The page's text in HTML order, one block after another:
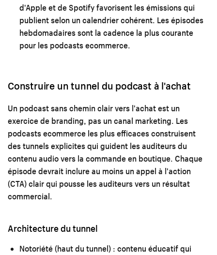
d'Apple et de Spotify favorisent les émissions qui
publient selon un calendrier cohérent. Les épisodes
hebdomadaires sont la cadence la plus courante
pour les podcasts ecommerce.
Construire un tunnel du podcast à l'achat
Un podcast sans chemin clair vers l'achat est un
exercice de branding, pas un canal marketing. Les
podcasts ecommerce les plus efficaces construisent
des tunnels explicites qui guident les auditeurs du
contenu audio vers la commande en boutique. Chaque
épisode devrait inclure au moins un appel à l'action
(CTA) clair qui pousse les auditeurs vers un résultat
commercial.
Architecture du tunnel
Notoriété (haut du tunnel) : contenu éducatif qui